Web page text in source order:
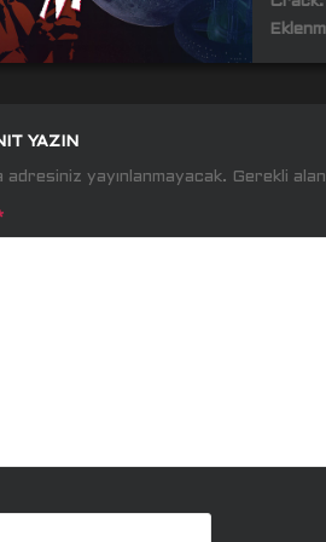
YAZIN
adresiniz yayınlanmayacak. Gerekli